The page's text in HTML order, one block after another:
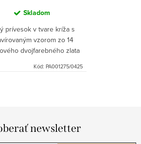
Skladom
prívesok v tvare kríža s
vzorom zo 14
dvojfarebného zlata
Kód: PA001275/0425
newsletter